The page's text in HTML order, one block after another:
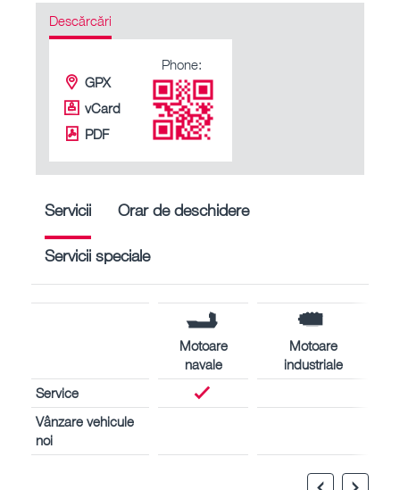
Descărcări
GPX
vCard
PDF
Phone:
Servicii Orar de deschidere
Servicii speciale
Motoare
navale
Motoare
industriale
Service
Vânzare vehicule
noi